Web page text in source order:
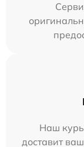
Наш
доставит